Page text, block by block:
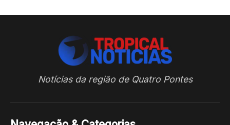
Notícias da região de Quatro Pontes